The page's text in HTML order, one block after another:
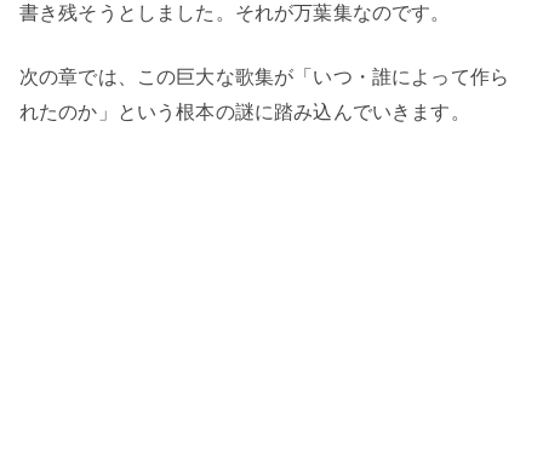
書き残そうとしました。それが万葉集なのです。
次の章では、この巨大な歌集が「いつ・誰によって作ら
れたのか」という根本の謎に踏み込んでいきます。